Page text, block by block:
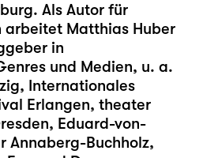
Als Autor für
arbeitet Matthias Huber
in
und Medien, u. a.
Internationales
Erlangen, theater
Eduard-von-
Annaberg-Buchholz,